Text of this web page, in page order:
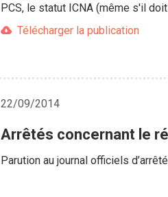
PCS, le statut ICNA (même s'il
Télécharger la publication
22/09/2014
Arrêtés concernant le
Parution au journal officiels